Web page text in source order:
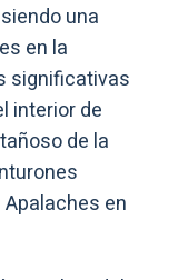
una
en la
significativas
interior de
de la
en